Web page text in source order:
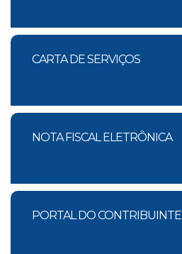
CARTA DE SERVIÇOS
NOTA FISCAL ELETRÔNICA
PORTAL DO CONTRIBUINTE